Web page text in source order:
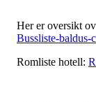
Her er oversikt
Bussliste-
Romliste hotell: